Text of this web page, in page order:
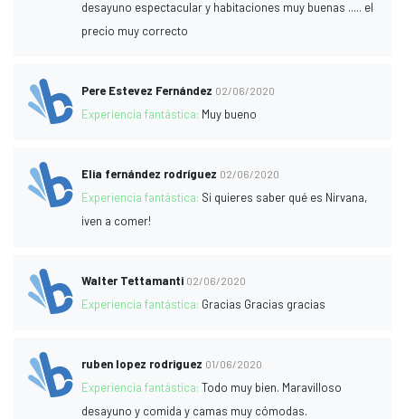
desayuno espectacular y habitaciones muy buenas ..... el
precio muy correcto
Pere Estevez Fernández 02/06/2020
Experiencia fantástica: Muy bueno
Elia fernández rodríguez 02/06/2020
Experiencia fantástica: Si quieres saber qué es Nirvana,
¡ven a comer!
Walter Tettamanti 02/06/2020
Experiencia fantástica: Gracias Gracias gracias
ruben lopez rodriguez 01/06/2020
Experiencia fantástica:Todo muy bien. Maravilloso
desayuno y comida y camas muy cómodas.